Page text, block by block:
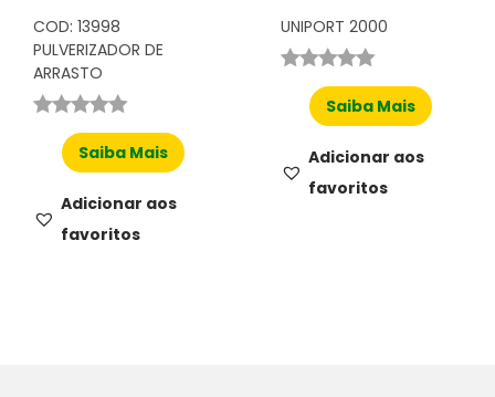
COD: 13998
PULVERIZADOR DE
ARRASTO
Saiba Mais
Adicionar aos
favoritos
UNIPORT 2000
Saiba Mais
Adicionar aos
favoritos